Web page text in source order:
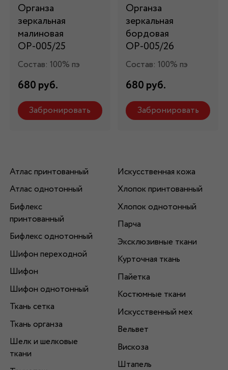
Органза
зеркальная
малиновая
ОР-005/25
Состав: 100% пэ
680 руб.
Забронировать
Органза
зеркальная
бордовая
ОР-005/26
Состав: 100% пэ
680 руб.
Забронировать
Атлас принтованный
Атлас однотонный
Бифлекс
принтованный
Бифлекс однотонный
Шифон переходной
Шифон
Шифон однотонный
Ткань сетка
Ткань органза
Шелк и шелковые
ткани
Искусственная кожа
Хлопок принтованный
Хлопок однотонный
Парча
Эксклюзивные ткани
Курточная ткань
Пайетка
Костюмные ткани
Искусственный мех
Вельвет
Вискоза
Штапель